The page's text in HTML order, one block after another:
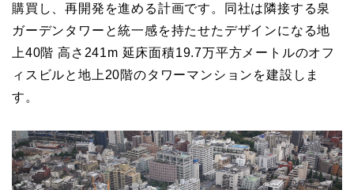
購買し、再開発を進める計画です。同社は隣接する泉
ガーデンタワーと統一感を持たせたデザインになる地
上40階 高さ241m 延床面積19.7万平方メートルのオフ
ィスビルと地上20階のタワーマンションを建設しま
す。